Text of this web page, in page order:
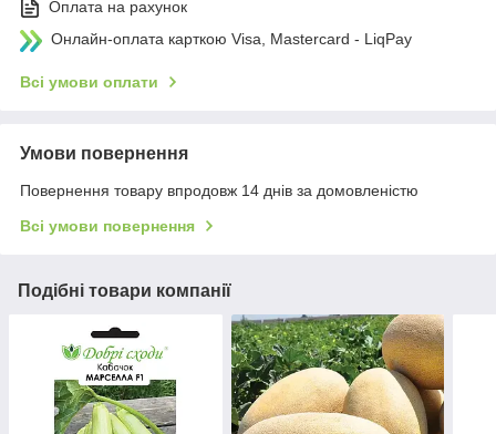
Оплата на рахунок
Онлайн-оплата карткою Visa, Mastercard - LiqPay
Всі умови оплати
Умови повернення
Повернення товару впродовж 14 днів за домовленістю
Всі умови повернення
Подібні товари компанії